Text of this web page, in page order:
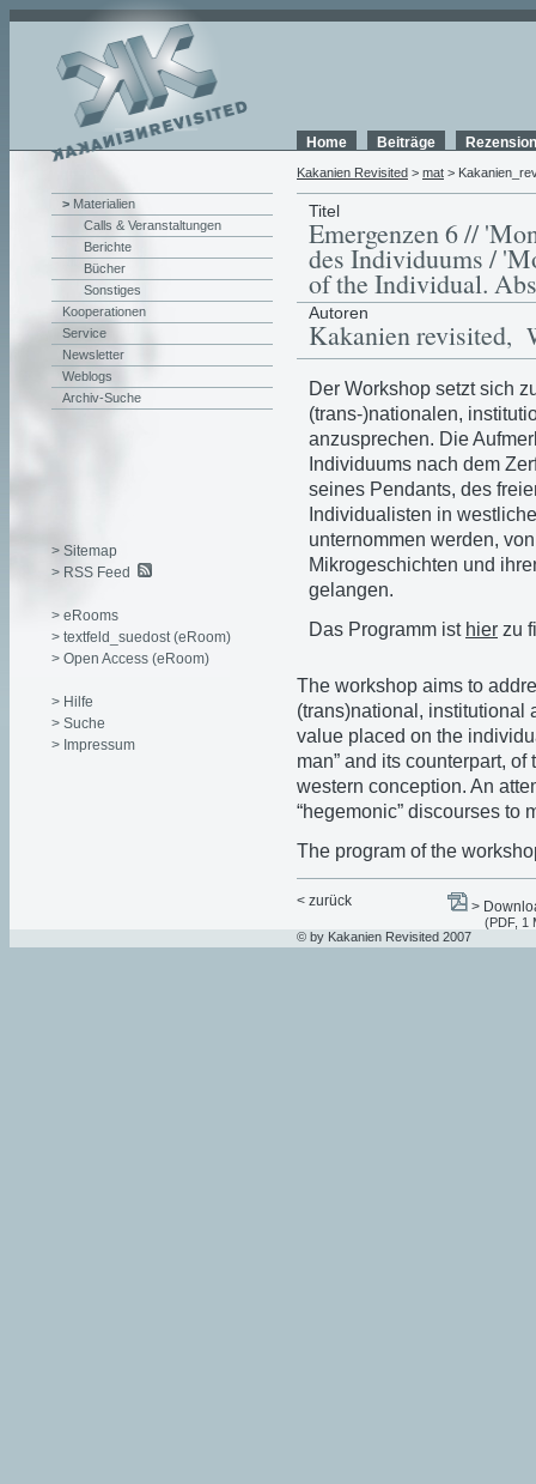
Home Beiträge
Kakanien Revisited > mat >
Titel
Emergenzen 6 //
des Individuums /
of the Individual.
Autoren
Kakanien revisited,
Der Workshop setzt sich
(trans-)nationalen,
anzusprechen. Die
Individuums nach dem
seines Pendants, des
Individualisten in
unternommen werden,
Mikrogeschichten und
gelangen.
Das Programm ist hier zu
The workshop aims to
(trans)national, institutional
value placed on the
man” and its counterpart,
western conception. An
“hegemonic” discourses to
The program of the
< zurück >
(PDF, 1
> Materialien
Calls & Veranstaltungen
Berichte
Bücher
Sonstiges
Kooperationen
Service
Newsletter
Weblogs
Archiv-Suche
> Sitemap
> RSS Feed
> eRooms
> textfeld_suedost (eRoom)
> Open Access (eRoom)
> Hilfe
> Suche
> Impressum
© by Kakanien Revisited 2007